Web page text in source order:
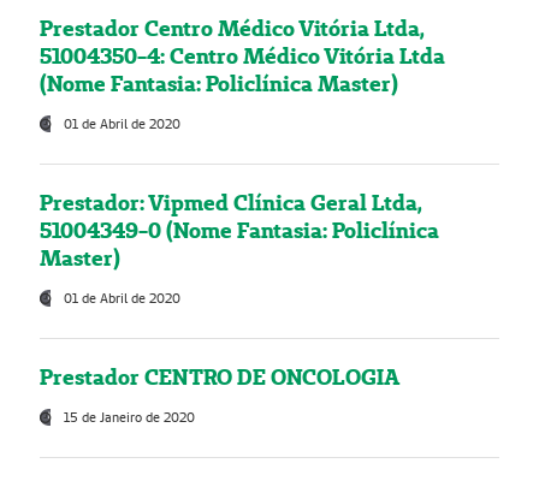
Prestador Centro Médico Vitória Ltda,
51004350-4: Centro Médico Vitória Ltda
(Nome Fantasia: Policlínica Master)
01 de Abril de 2020
Prestador: Vipmed Clínica Geral Ltda,
51004349-0 (Nome Fantasia: Policlínica
Master)
01 de Abril de 2020
Prestador CENTRO DE ONCOLOGIA
15 de Janeiro de 2020